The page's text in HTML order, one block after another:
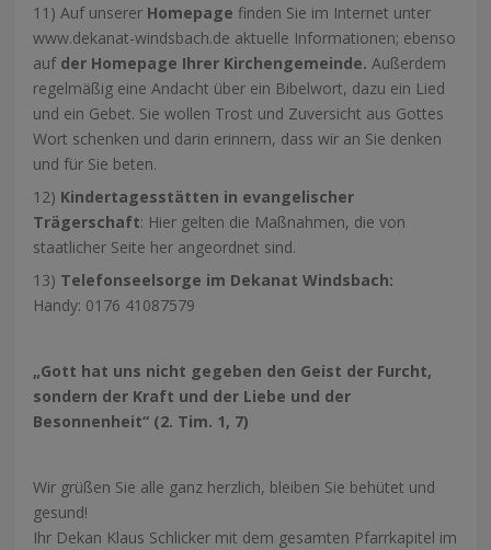
11) Auf unserer Homepage finden Sie im Internet unter
www.dekanat-windsbach.de aktuelle Informationen; ebenso
auf der Homepage Ihrer Kirchengemeinde.Außerdem
regelmäßig eine Andacht über ein Bibelwort, dazu ein Lied
und ein Gebet. Sie wollen Trost und Zuversicht aus Gottes
Wort schenken und darin erinnern, dass wir an Sie denken
und für Sie beten.
12) Kindertagesstätten in evangelischer
Trägerschaft: Hier gelten die Maßnahmen, die von
staatlicher Seite her angeordnet sind.
13) Telefonseelsorge im Dekanat Windsbach:
Handy: 0176 41087579
„Gott hat uns nicht gegeben den Geist der Furcht,
sondern der Kraft und der Liebe und der
Besonnenheit“ (2. Tim. 1, 7)
Wir grüßen Sie alle ganz herzlich, bleiben Sie behütet und
gesund!
Ihr Dekan Klaus Schlicker mit dem gesamten Pfarrkapitel im